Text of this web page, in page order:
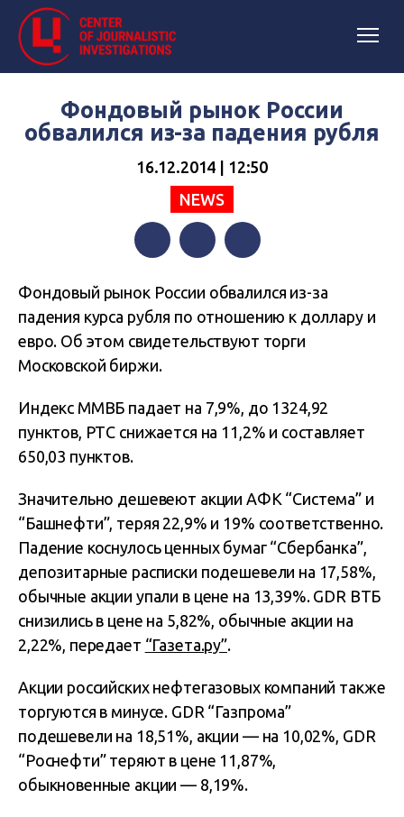
Фондовый рынок России
обвалился из-за падения рубля
16.12.2014 | 12:50
NEWS
Фондовый рынок России обвалился из-за
падения курса рубля по отношению к доллару и
евро. Об этом свидетельствуют торги
Московской биржи.
Индекс ММВБ падает на 7,9%, до 1324,92
пунктов, РТС снижается на 11,2% и составляет
650,03 пунктов.
Значительно дешевеют акции АФК “Система” и
“Башнефти”, теряя 22,9% и 19% соответственно.
Падение коснулось ценных бумаг “Сбербанка”,
депозитарные расписки подешевели на 17,58%,
обычные акции упали в цене на 13,39%. GDR ВТБ
снизились в цене на 5,82%, обычные акции на
2,22%, передает “Газета.ру”.
Акции российских нефтегазовых компаний также
торгуются в минусе. GDR “Газпрома”
подешевели на 18,51%, акции — на 10,02%, GDR
“Роснефти” теряют в цене 11,87%,
обыкновенные акции — 8,19%.